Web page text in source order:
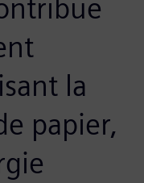
la
papier,